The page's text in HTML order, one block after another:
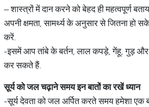
– शास्त्रों में दान करने को बेहद ही महत्वपूर्ण
अपनी क्षमता, सामर्थ्य के अनुसार से जितना हो
करें.
-इसमें आप तांबे के बर्तन, लाल कपड़े, गेंहू, गुड़ और
कर सकते हैं.
सूर्यकोजलचढ़ानेसमयइनबातोंकारखेंध्यान
-सूर्य देवता को जल अर्पित करते समय हमेशा एक